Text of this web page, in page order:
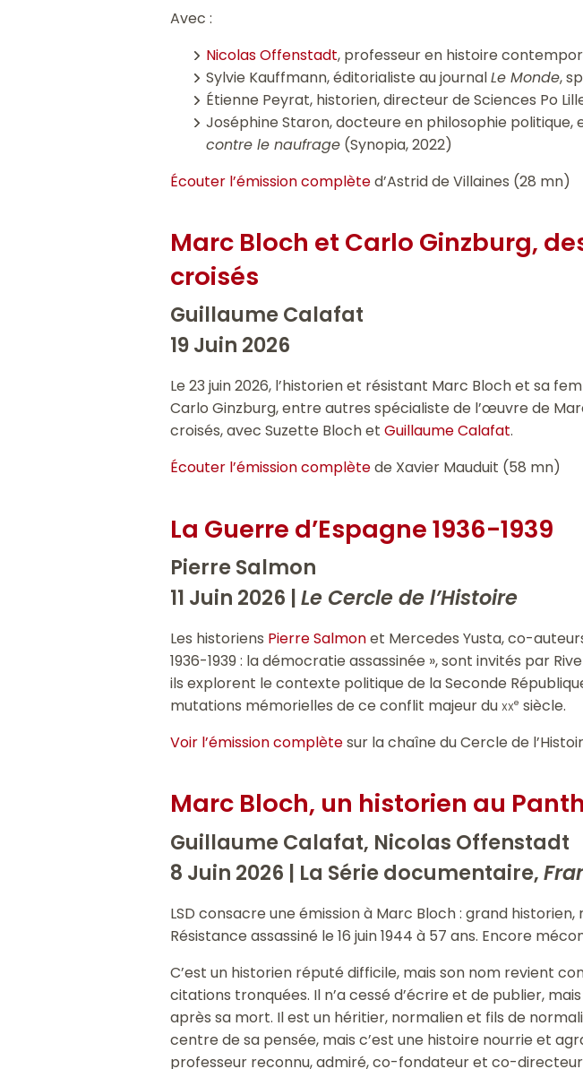
Avec :
Nicolas Offenstadt, professeur en histoire
Sylvie Kauffmann, éditorialiste au journalLe Monde,
Étienne Peyrat, historien, directeur de Sciences Po
Joséphine Staron, docteure en philosophie
contre le naufrage (Synopia, 2022)
Écouter l’émission complèted’Astrid de Villaines (28 mn)
Marc Bloch et Carlo Ginzburg,
croisés
Guillaume Calafat
19 Juin 2026
Le 23 juin 2026, l’historien et résistant Marc Bloch et sa
Carlo Ginzburg, entre autres spécialiste de l’œuvre de
croisés, avec Suzette Bloch etGuillaume Calafat.
Écouter l’émission complètede Xavier Mauduit (58 mn)
La Guerre d’Espagne 1936-1939
Pierre Salmon
11 Juin 2026 |Le Cercle de l’Histoire
Les historiens Pierre Salmonet Mercedes Yusta, co-
1936-1939 : la démocratie assassinée », sont invités par
ils explorent le contexte politique de la Seconde
mutations mémorielles de ce conflit majeur duxxe siècle.
Voir l’émission complètesur la chaîne du Cercle de
Marc Bloch, un historien au
Guillaume Calafat, Nicolas Offenstadt
8 Juin 2026 | La Série documentaire,
LSD consacre une émission à Marc Bloch : grand
Résistance assassiné le 16 juin 1944 à 57 ans. Encore
C’est un historien réputé difficile, mais son nom revient
citations tronquées. Il n’a cessé d’écrire et de publier,
après sa mort. Il est un héritier, normalien et fils de
centre de sa pensée, mais c’est une histoire nourrie et
professeur reconnu, admiré, co-fondateur et co-